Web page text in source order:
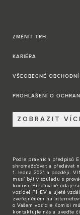
ZMĚNIT TRH
KARIÉRA
VŠEOBECNÉ
PROHLÁŠENÍ O
ZOBRAZIT
Podle právních předpisů
shromažďovat a předávat
1. ledna 2021 a později.
musí být v souladu s
komisi. Předávané údaje
vozidel PHEV a ujeté
zveřejněném na
o Vašem vozidle Komisi
kontaktujte nás a uveďte